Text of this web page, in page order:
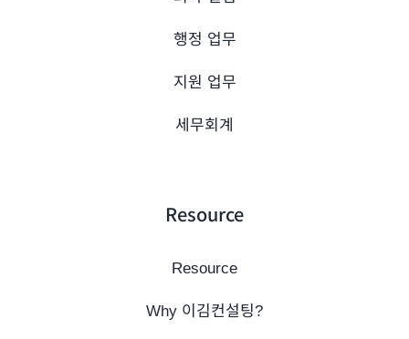
행정 업무
지원 업무
세무회계
Resource
Resource
Why 이김컨설팅?